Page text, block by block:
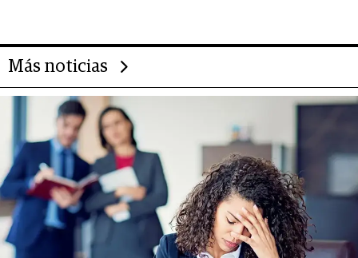
Más noticias